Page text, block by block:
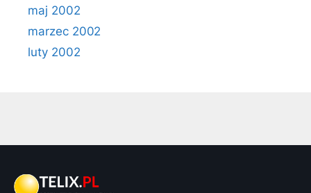
maj 2002
marzec 2002
luty 2002